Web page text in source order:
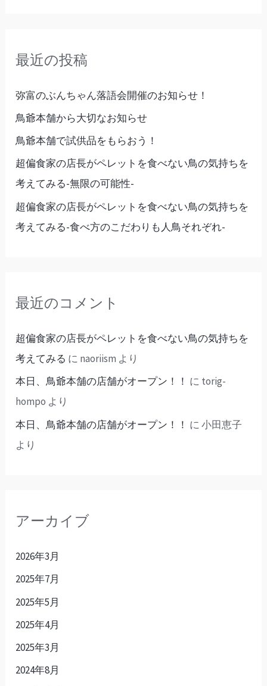
:最近の投稿
弥富のぶんちゃん落語会開催のお知らせ！
鳥爺本舗から大切なお知らせ
鳥爺本舗で試供品をもらおう！
超偏食家の店長がペレットを食べない鳥の気持ちを
考えてみる-無限の可能性-
超偏食家の店長がペレットを食べない鳥の気持ちを
考えてみる-食べ方のこだわりも人鳥それぞれ-
最近のコメント
超偏食家の店長がペレットを食べない鳥の気持ちを
考えてみる に naoriism より
本日、鳥爺本舗の店舗がオープン！！ に torig-
hompo より
本日、鳥爺本舗の店舗がオープン！！ に小田恵子
より
アーカイブ
2026年3月
2025年7月
2025年5月
2025年4月
2025年3月
2024年8月